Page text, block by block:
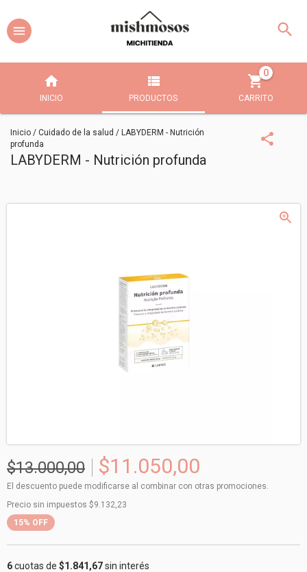
INICIO PRODUCTOS CARRITO
0
Inicio / Cuidado de la salud / LABYDERM - Nutrición
profunda
LABYDERM - Nutrición profunda
$13.000,00 $11.050,00
El descuento puede modificarse al combinar con otras promociones.
Precio sin impuestos $9.132,23
15% OFF
6cuotas de $1.841,67sin interés